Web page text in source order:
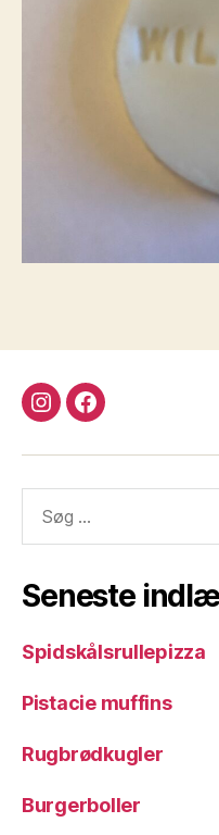
instagramfacebook
efter:
Seneste
Spidskålsrullepizza
Pistacie muffins
Rugbrødkugler
Burgerboller